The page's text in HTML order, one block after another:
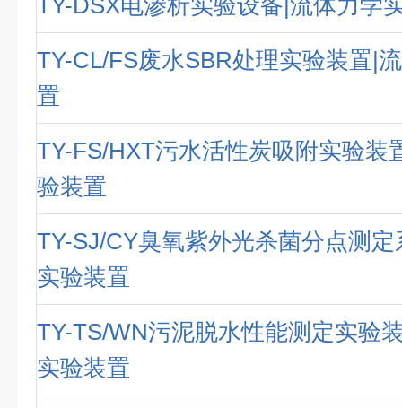
TY-DSX电渗析实验设备|流体力学
TY-CL/FS废水SBR处理实验装置|
置
TY-FS/HXT污水活性炭吸附实验装
验装置
TY-SJ/CY臭氧紫外光杀菌分点测
实验装置
TY-TS/WN污泥脱水性能测定实验
实验装置